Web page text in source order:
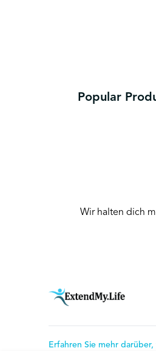
Popular
Wir halten dich
Erfahren Sie mehr